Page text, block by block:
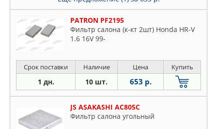
PATRON PF2195
Фильтр салона (к-кт 2шт) Honda HR-V
1.6 16V 99-
Срок поставки Наличие Цена Купить
1 дн. 10 шт. 653 р.
JS ASAKASHI AC805C
Фильтр салона угольный